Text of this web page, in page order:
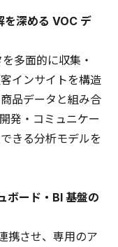
を深める VOC デ
多面的に収集・
インサイトを構造
品データと組み合
発・コミュニケー
きる分析モデルを
ボード・BI 基盤の
携させ、専用のア